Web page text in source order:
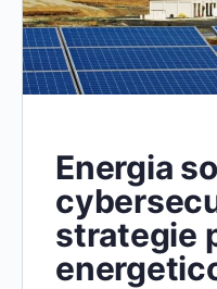
Energia
strategie